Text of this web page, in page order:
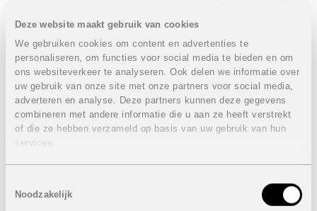
Deze website maakt gebruik van cookies
We gebruiken cookies om content en advertenties te
personaliseren, om functies voor social media te bieden en om
ons websiteverkeer te analyseren. Ook delen we informatie over
uw gebruik van onze site met onze partners voor social media,
adverteren en analyse. Deze partners kunnen deze gegevens
combineren met andere informatie die u aan ze heeft verstrekt
of die ze hebben verzameld op basis van uw gebruik van hun
services.
Noodzakelijk
genieten van het zonnetje. Alles is afgewerkt met eerste
klasse materialen. Alle penthouses kijken uit over de
Middellandse Zee en het riant gemeenschappelijk
zwembad met waterstralen plus mooie aangelegde
tuinen. Het domein bestaat uit verschillende ontspanning
zones. 's Avonds en in de wintermaanden kan je
genieten van het verwarmde zwembad met mini-spa.
Daarnaast zal er ook een fitness en sauna aanwezig zijn.
Penthouses
Bewoonbare oppervlakte: 90,91 m² - 96,32 m²
Terras: 22,75 m² - 27,28 m²